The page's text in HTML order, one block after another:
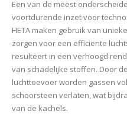
Een van de meest
voortdurende inzet voor
HETA maken gebruik van
zorgen voor een efficiënte
resulteert in een verhoogd
van schadelijke stoffen. Door
luchttoevoer worden gassen
schoorsteen verlaten, wat
van de kachels.